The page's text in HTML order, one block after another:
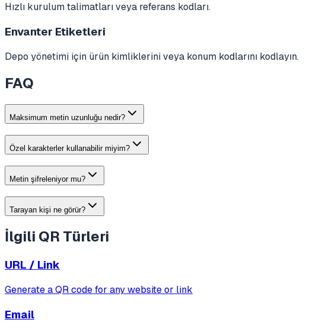
Hızlı kurulum talimatları veya referans kodları.
Envanter Etiketleri
Depo yönetimi için ürün kimliklerini veya konum kodlarını kodlayın.
FAQ
Maksimum metin uzunluğu nedir?
Özel karakterler kullanabilir miyim?
Metin şifreleniyor mu?
Tarayan kişi ne görür?
İlgili QR Türleri
URL / Link
Generate a QR code for any website or link
Email